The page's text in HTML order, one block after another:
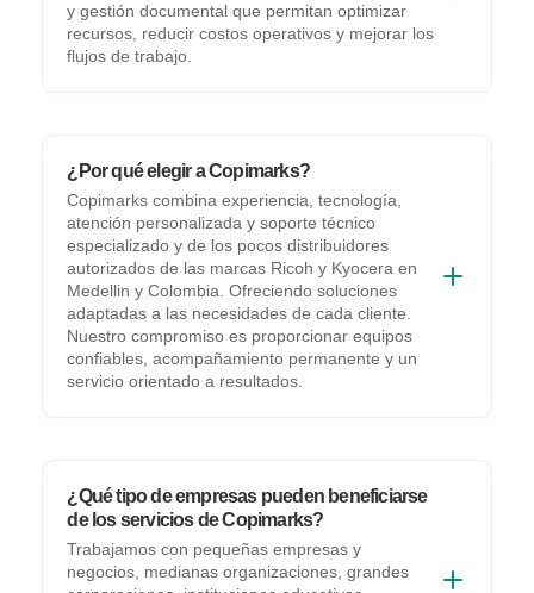
y gestión documental que permitan optimizar
recursos, reducir costos operativos y mejorar los
flujos de trabajo.
¿Por qué elegir a Copimarks?
Copimarks combina experiencia, tecnología,
atención personalizada y soporte técnico
especializado y de los pocos distribuidores
autorizados de las marcas Ricoh y Kyocera en
Medellin y Colombia. Ofreciendo soluciones
adaptadas a las necesidades de cada cliente.
Nuestro compromiso es proporcionar equipos
confiables, acompañamiento permanente y un
servicio orientado a resultados.
¿Qué tipo de empresas pueden beneficiarse
de los servicios de Copimarks?
Trabajamos con pequeñas empresas y
negocios, medianas organizaciones, grandes